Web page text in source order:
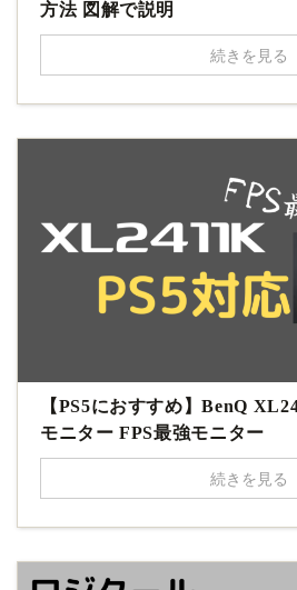
方法 図解で説明
続きを見る
【PS5におすすめ】BenQ
モニター FPS最強モニター
続きを見る